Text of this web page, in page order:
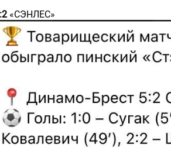
«СЭНЛЕС»